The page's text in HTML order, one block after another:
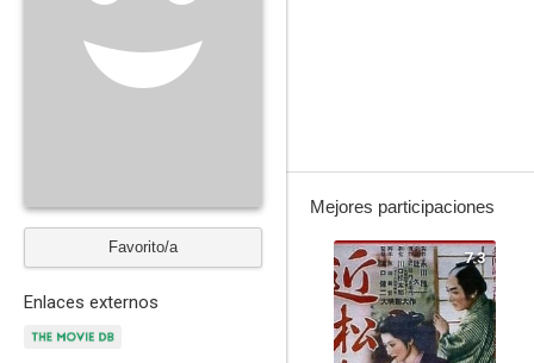
Favorito/a
Enlaces externos
Mejores participaciones
7.3